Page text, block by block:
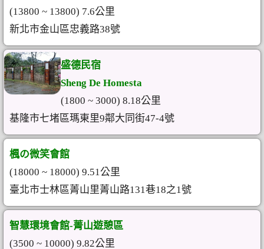
(13800 ~ 13800) 7.6公里
新北市金山區忠義路38號
盛德民宿
Sheng De Homesta
(1800 ~ 3000) 8.18公里
基隆市七堵區瑪東里9鄰大同街47-4號
楓の微笑會館
(18000 ~ 18000) 9.51公里
臺北市士林區菁山里菁山路131巷18之1號
智慧環境會館-菁山遊憩區
(3500 ~ 10000) 9.82公里